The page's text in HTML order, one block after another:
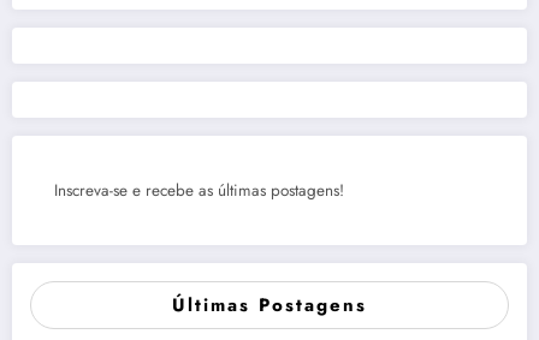
Inscreva-se e recebe as últimas postagens!
Últimas Postagens